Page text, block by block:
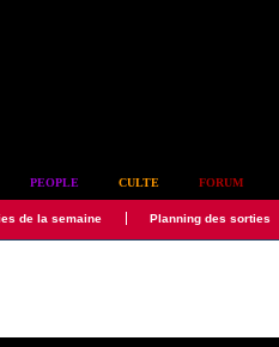
PEOPLE CULTE FORUM
de la semaine Planning des sorties